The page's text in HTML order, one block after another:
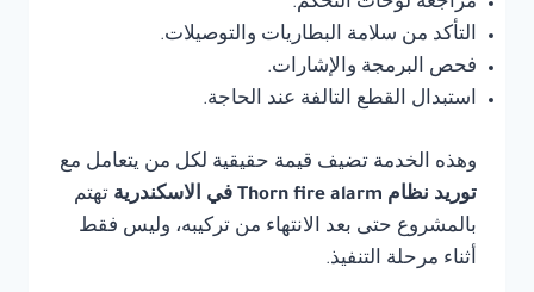
مراجعة لوحات التحكم.
التأكد من سلامة البطاريات والتوصيلات.
فحص البرمجة والإشارات.
استبدال القطع التالفة عند الحاجة.
وهذه الخدمة تضيف قيمة حقيقية لكل من يتعامل مع
توريد نظام Thorn fire alarm في الاسكندرية
تهتم
بالمشروع حتى بعد الانتهاء من تركيبه، وليس فقط
أثناء مرحلة التنفيذ.